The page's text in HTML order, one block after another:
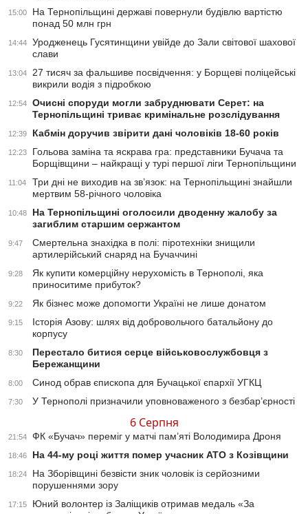
15:00
На Тернопільщині державі повернули будівлю вартістю
понад 50 млн грн
14:44
Уродженець Гусятинщини увійде до Зали світової шахової
слави
13:04
27 тисяч за фальшиве посвідчення: у Борщеві поліцейські
викрили водія з підробкою
12:54
Очисні споруди могли забруднювати Серет: на
Тернопільщині триває кримінальне розслідування
12:39 Кабмін доручив звірити дані чоловіків 18-60 років
12:23
Гольова заміна та яскрава гра: представники Бучача та
Борщівщини – найкращі у турі першої ліги Тернопільщини
11:04
Три дні не виходив на зв’язок: на Тернопільщині знайшли
мертвим 58-річного чоловіка
10:48
На Тернопільщині оголосили дводенну жалобу за
загиблим старшим сержантом
9:47
Смертельна знахідка в полі: піротехніки знищили
артилерійський снаряд на Бучаччині
9:28
Як купити комерційну нерухомість в Тернополі, яка
приноситиме прибуток?
9:22 Як бізнес може допомогти Україні не лише донатом
9:15
Історія Азову: шлях від добровольчого батальйону до
корпусу
8:30
Перестало битися серце військовослужбовця з
Бережанщини
8:00 Синод обрав єпископа для Бучацької єпархії УГКЦ
7:30 У Тернополі призначили уповноваженого з безбар’єрності
6 Серпня
21:54 ФК «Бучач» переміг у матчі пам’яті Володимира Дроня
18:46 На 44-му році життя помер учасник АТО з Козівщини
18:24
На Зборівщині безвісти зник чоловік із серйозними
порушеннями зору
17:15
Юний волонтер із Заліщиків отримав медаль «За